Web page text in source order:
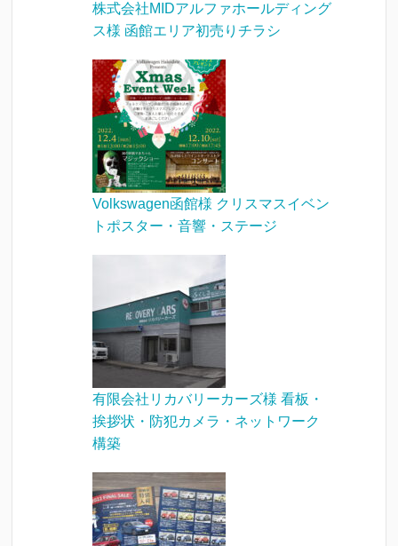
株式会社MIDアルファホールディング
ス様 函館エリア初売りチラシ
Volkswagen函館様 クリスマスイベン
トポスター・音響・ステージ
有限会社リカバリーカーズ様 看板・
挨拶状・防犯カメラ・ネットワーク
構築